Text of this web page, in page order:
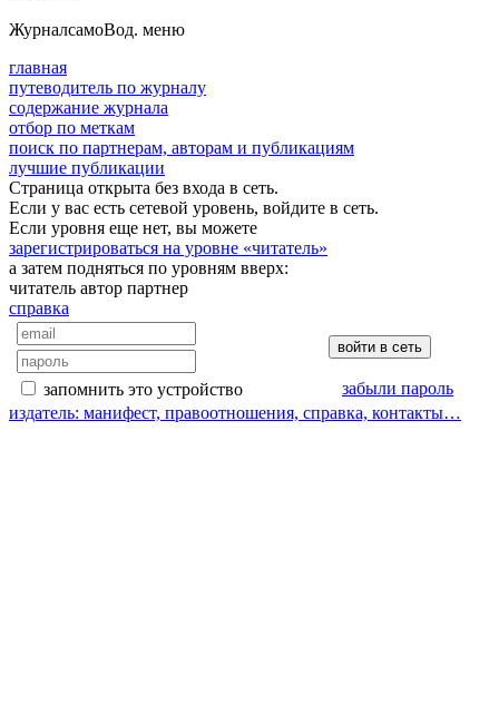
ЖурналсамоВод. меню
главная
путеводитель по журналу
содержание журнала
отбор по меткам
поиск по партнерам, авторам и публикациям
лучшие публикации
Страница открыта без входа в сеть.
Если у вас есть сетевой уровень, войдите в сеть.
Если уровня еще нет, вы можете
зарегистрироваться на уровне «читатель»
а затем подняться по уровням вверх:
читатель автор партнер
справка
запомнить это устройство
забыли пароль
издатель: манифест, правоотношения, справка, контакты…